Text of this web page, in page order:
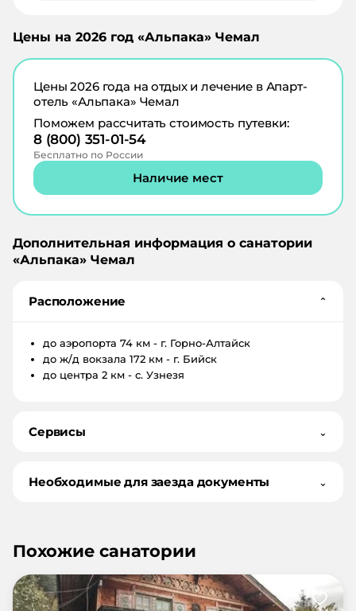
Цены на 2026 год «Альпака» Чемал
Цены2026года на отдых и лечение в Апарт-
отель «Альпака» Чемал
Поможем рассчитать стоимость путевки:
8 (800) 351-01-54
Бесплатно по России
Наличие мест
Дополнительная информация о санатории
«Альпака» Чемал
Расположение ⌄
до аэропорта 74 км - г. Горно-Алтайск
до ж/д вокзала 172 км - г. Бийск
до центра 2 км - с. Узнезя
Сервисы ⌄
Необходимые для заезда документы ⌄
Похожие санатории